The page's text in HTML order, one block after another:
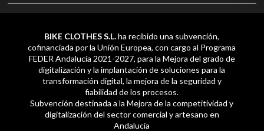
BIKE CLOTHES S.L.ha recibido una subvención,
cofinanciada por la Unión Europea, con cargo al Programa
FEDER Andalucía 2021-2027, para la Mejora del grado de
digitalización y la implantación de soluciones para la
transformación digital, la mejora de la seguridad y
fiabilidad de los procesos.
Subvención destinada a la Mejora de la competitividad y
digitalización del sector comercial y artesano en
Andalucía